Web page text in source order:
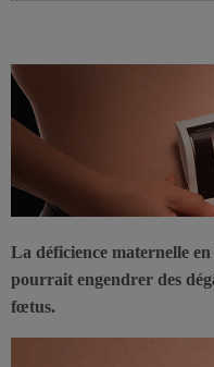
La déficience maternelle
pourrait engendrer des
fœtus.